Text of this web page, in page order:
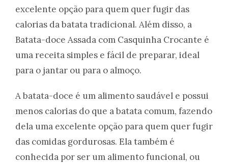
excelente opção para quem quer fugir das
calorias da batata tradicional. Além disso, a
Batata-doce Assada com Casquinha Crocante é
uma receita simples e fácil de preparar, ideal
para o jantar ou para o almoço.
A batata-doce é um alimento saudável e possui
menos calorias do que a batata comum, fazendo
dela uma excelente opção para quem quer fugir
das comidas gordurosas. Ela também é
conhecida por ser um alimento funcional, ou